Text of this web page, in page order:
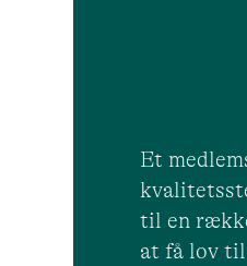
Et
til en
at få lov